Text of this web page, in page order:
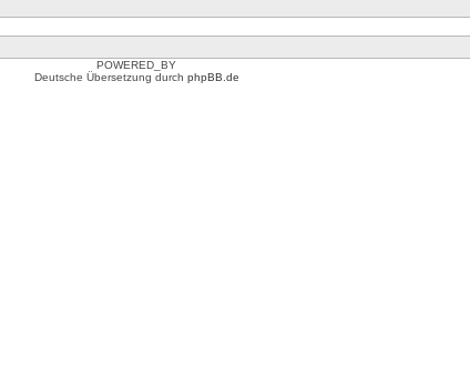
POWERED_BY
Deutsche Übersetzung durch phpBB.de